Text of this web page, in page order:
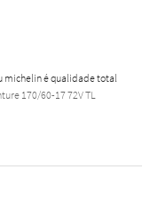
michelin é qualidade total
170/60-17 72V TL